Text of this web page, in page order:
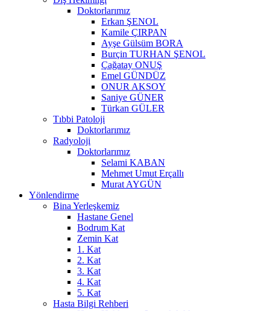
Doktorlarımız
Erkan ŞENOL
Kamile ÇIRPAN
Ayşe Gülsüm BORA
Burçin TURHAN ŞENOL
Çağatay ONUŞ
Emel GÜNDÜZ
ONUR AKSOY
Saniye GÜNER
Türkan GÜLER
Tıbbi Patoloji
Doktorlarımız
Radyoloji
Doktorlarımız
Selami KABAN
Mehmet Umut Erçallı
Murat AYGÜN
Yönlendirme
Bina Yerleşkemiz
Hastane Genel
Bodrum Kat
Zemin Kat
1. Kat
2. Kat
3. Kat
4. Kat
5. Kat
Hasta Bilgi Rehberi